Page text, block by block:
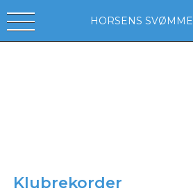
HORSENS
Klubrekorder